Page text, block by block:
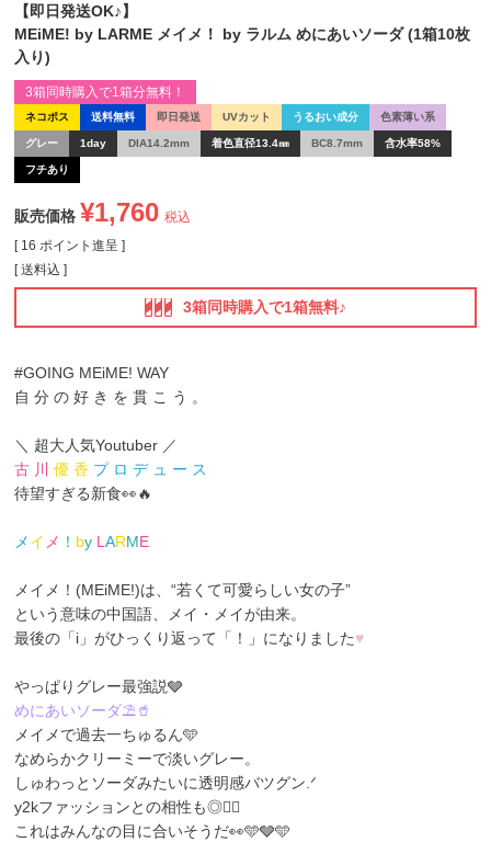
【即日発送OK♪】
MEiME! by LARME メイメ！ by ラルム めにあいソーダ (1箱10枚
入り)
ネコポス 送料無料 即日発送 UVカット うるおい成分 色素薄い系
グレー 1day DIA14.2mm 着色直径13.4㎜ BC8.7mm 含水率58%
フチあり
3箱同時購入で1箱分無料！
販売価格 ¥1,760 税込
[ 16 ポイント進呈 ]
送料込
3箱同時購入で1箱無料♪
#GOING MEiME! WAY
自 分 の 好 き を 貫 こ う 。
＼ 超大人気Youtuber ／
古 川
優 香 プ ロ デ ュ ー ス
待望すぎる新食👀🔥
メイ メ ！ by L ARME
メイメ！(MEiME!)は、“若くて可愛らしい女の子”
という意味の中国語、メイ・メイが由来。
最後の「i」がひっくり返って「！」になりました♥
やっぱりグレー最強説🩶
めにあいソーダ⛱️🥤
メイメで過去一ちゅるん🩵
なめらかクリーミーで淡いグレー。
しゅわっとソーダみたいに透明感バツグン.ᐟ
y2kファッションとの相性も◎🙆‍♀️
これはみんなの目に合いそうだ👀🩵🩶🩵